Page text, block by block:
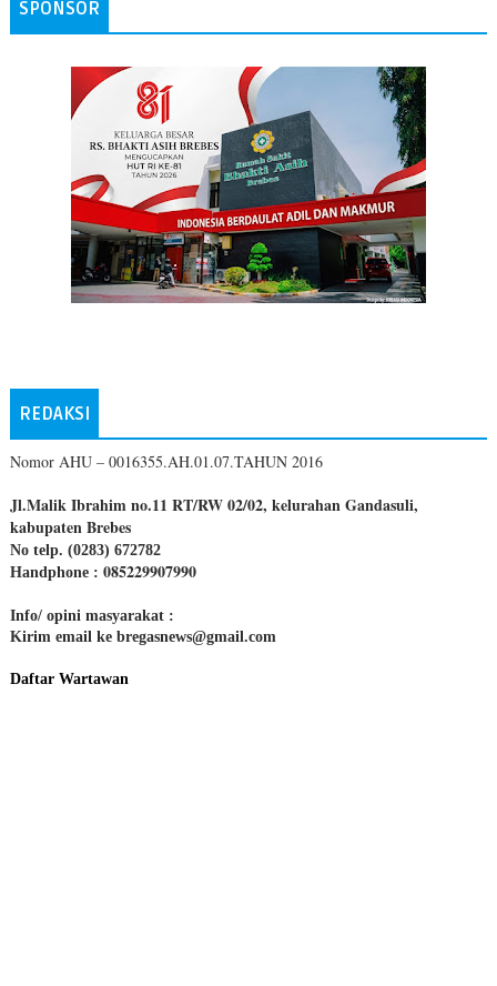
SPONSOR
REDAKSI
Nomor AHU – 0016355.AH.01.07.TAHUN 2016
Jl.Malik Ibrahim no.11 RT/RW 02/02, kelurahan Gandasuli,
kabupaten Brebes
No telp. (0283) 672782
Handphone : 085229907990
Info/ opini masyarakat :
Kirim email ke bregasnews@gmail.com
Daftar Wartawan